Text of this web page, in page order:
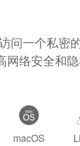
问一个私密
络安全和隐
macOS